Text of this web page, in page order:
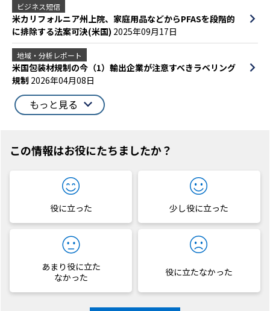
ビジネス短信
米カリフォルニア州上院、家庭用品などからPFASを段階的
に排除する法案可決(米国) 2025年09月17日
地域・分析レポート
米国包装材規制の今（1）輸出企業が注意すべきラベリング
規制 2026年04月08日
もっと見る
この情報はお役にたちましたか？
役に立った 少し役に立った
あまり役に立た
なかった
役に立たなかった